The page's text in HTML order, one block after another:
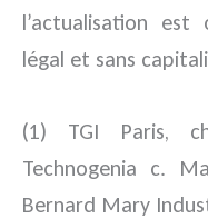
l’actualisation
légal et sans
(1) TGI Paris,
Technogenia c.
Bernard Mary